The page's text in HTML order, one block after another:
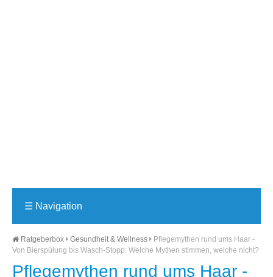
☰ Navigation
Ratgeberbox Gesundheit & Wellness
Pflegemythen rund ums Haar -
Von Bierspülung bis Wasch-Stopp: Welche Mythen stimmen, welche nicht?
Pflegemythen rund ums Haar -